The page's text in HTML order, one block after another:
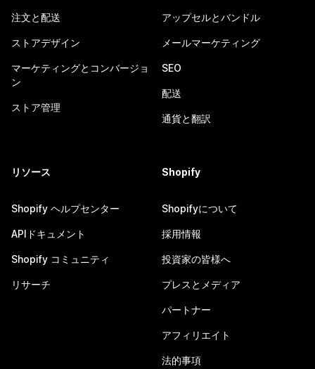
注文と配送
ストアデザイン
マーケティングとコンバージョ
ン
ストア管理
アップセルとバンドル
メールマーケティング
SEO
配送
通貨と翻訳
リソース
Shopify ヘルプセンター
APIドキュメント
Shopify コミュニティ
リサーチ
Shopify
Shopifyについて
採用情報
投資家の皆様へ
プレスとメディア
パートナー
アフィリエイト
法的事項